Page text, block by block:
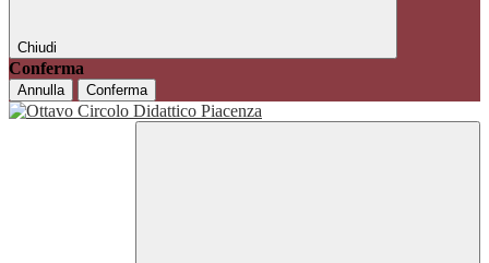
Chiudi
Conferma
Annulla Conferma